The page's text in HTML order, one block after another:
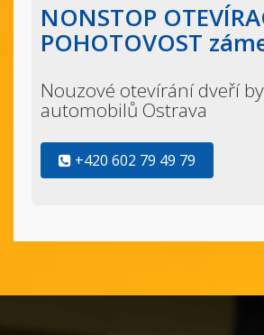
NONSTOP
POHOTOVOST
Nouzové otevírání dveří
automobilů Ostrava
+420 602 79 49 79